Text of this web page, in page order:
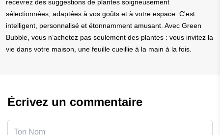
recevrez des suggestions de plantes soigneusement
sélectionnées, adaptées à vos goûts et à votre espace. C'est
intelligent, personnalisé et étonnamment amusant. Avec Green
Bubble, vous n’achetez pas seulement des plantes : vous invitez la
vie dans votre maison, une feuille cueillie à la main à la fois.
Écrivez un commentaire